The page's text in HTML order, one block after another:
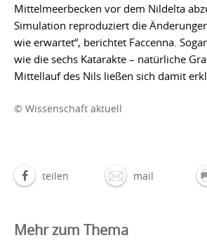
Mittelmeerbecken vor dem Nildelta
Simulation reproduziert die
wie erwartet“, berichtet Faccenna.
wie die sechs Katarakte – natürliche
Mittellauf des Nils ließen sich damit
© Wissenschaft aktuell
teilen mail
Mehr zum Thema